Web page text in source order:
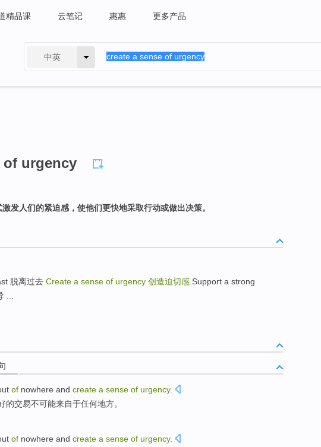
精品课 云笔记 惠惠 更多产品
中英
of urgency
发人们的紧迫感，使他们更快地采取行动或做出决策。
脱离过去 Create a sense of urgency 创造迫切感 Support a strong
...
of nowhere and create a sense of urgency.
的交易不可能来自于任何地方。
of nowhere and create a sense of urgency.